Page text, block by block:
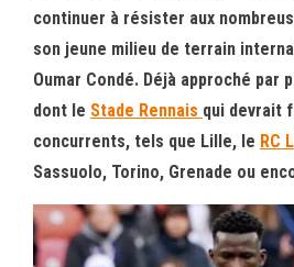
continuer à résister aux
son jeune milieu de terrain
Oumar Condé. Déjà approché par
dont le Stade Rennais qui devrait
concurrents, tels que Lille, le RC
Sassuolo, Torino, Grenade ou